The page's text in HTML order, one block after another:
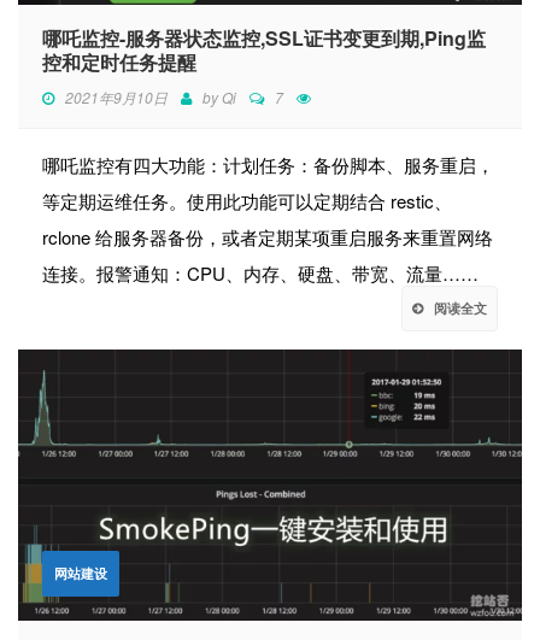
哪吒监控-服务器状态监控,SSL证书变更到期,Ping监
控和定时任务提醒
2021年9月10日 byQi 7
哪吒监控有四大功能：计划任务：备份脚本、服务重启，
等定期运维任务。使用此功能可以定期结合 restic、
rclone 给服务器备份，或者定期某项重启服务来重置网络
连接。报警通知：CPU、内存、硬盘、带宽、流量……
阅读全文
网站建设